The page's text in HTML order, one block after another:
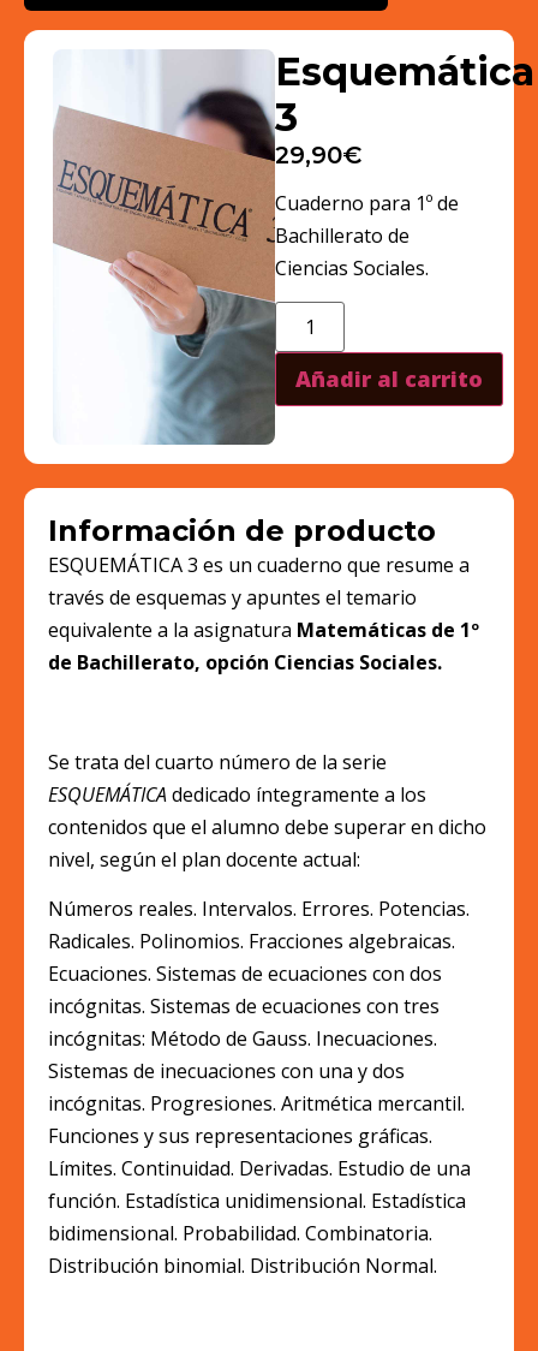
Esquemática
3
29,90€
Cuaderno para 1º de
Bachillerato de
Ciencias Sociales.
Añadir al carrito
Información de producto
ESQUEMÁTICA 3 es un cuaderno que resume a
través de esquemas y apuntes el temario
equivalente a la asignatura Matemáticas de 1º
de Bachillerato, opción Ciencias Sociales.
Se trata del cuarto número de la serie
ESQUEMÁTICAdedicado íntegramente a los
contenidos que el alumno debe superar en dicho
nivel, según el plan docente actual:
Números reales. Intervalos. Errores. Potencias.
Radicales. Polinomios. Fracciones algebraicas.
Ecuaciones. Sistemas de ecuaciones con dos
incógnitas. Sistemas de ecuaciones con tres
incógnitas: Método de Gauss. Inecuaciones.
Sistemas de inecuaciones con una y dos
incógnitas. Progresiones. Aritmética mercantil.
Funciones y sus representaciones gráficas.
Límites. Continuidad. Derivadas. Estudio de una
función. Estadística unidimensional. Estadística
bidimensional. Probabilidad. Combinatoria.
Distribución binomial. Distribución Normal.